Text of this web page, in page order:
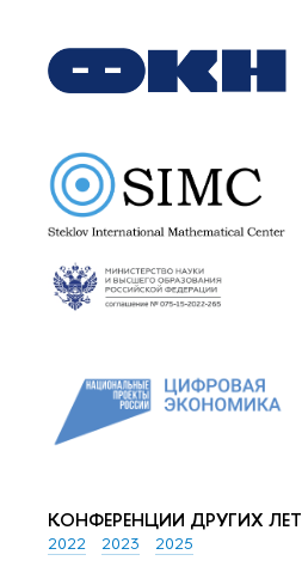
КОНФЕРЕНЦИИ ДРУГИХ ЛЕТ
2022 2023 2025